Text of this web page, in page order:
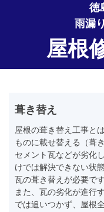
徳
雨漏
屋根
葺き替え
屋根の葺き替え工事と
ものに載せ替える（葺
セメント瓦などが劣化
けでは解決できない状
瓦の葺き替えが必要です
また、瓦の劣化が進行
では追いつかず、屋根